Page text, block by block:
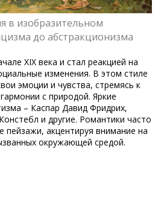
в изобразительном
до абстракционизма
XIX века и стал реакцией на
изменения. В этом стиле
эмоции и чувства, стремясь к
с природой. Яркие
– Каспар Давид Фридрих,
и другие. Романтики часто
пейзажи, акцентируя внимание на
окружающей средой.